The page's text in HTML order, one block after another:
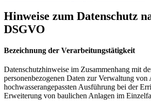
Hinweise zum Datenschutz
DSGVO
Bezeichnung der Verarbeitungstätigkeit
Datenschutzhinweise im Zusammenhang mit
personenbezogenen Daten zur Verwaltung von
hochwasserangepassten Ausführung bei der
Erweiterung von baulichen Anlagen im